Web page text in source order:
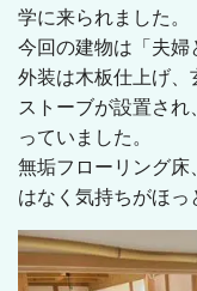
学に来られました。
今回の建物は「夫婦
外装は木板仕上げ、
ストーブが設置され
っていました。
無垢フローリング床
はなく気持ちがほっ